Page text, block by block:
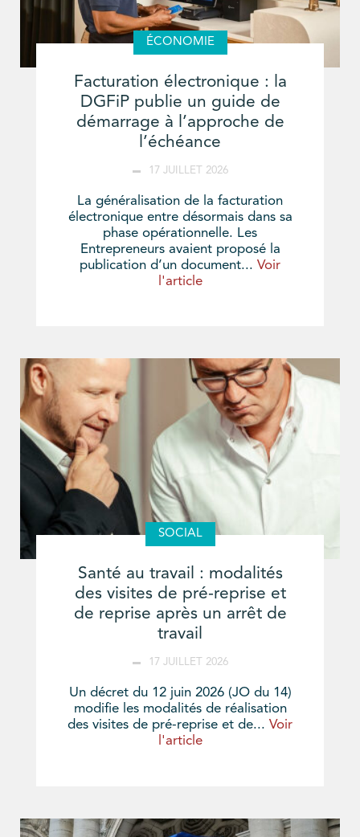
ÉCONOMIE
Facturation électronique : la
DGFiP publie un guide de
démarrage à l’approche de
l’échéance
17 JUILLET 2026
La généralisation de la facturation
électronique entre désormais dans sa
phase opérationnelle. Les
Entrepreneurs avaient proposé la
publication d’un document... Voir
l'article
SOCIAL
Santé au travail : modalités
des visites de pré-reprise et
de reprise après un arrêt de
travail
17 JUILLET 2026
Un décret du 12 juin 2026 (JO du 14)
modifie les modalités de réalisation
des visites de pré-reprise et de... Voir
l'article